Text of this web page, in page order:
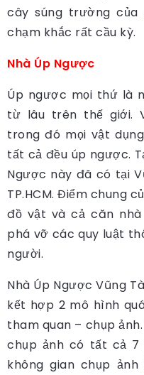
cây súng trường
chạm khắc rất cầu kỳ.
Nhà Úp Ngược
Úp ngược mọi thứ là
từ lâu trên thế giới.
trong đó mọi vật
tất cả đều úp ngược.
Ngược này đã có tại
TP.HCM. Điểm chung
đồ vật và cả căn
phá vỡ các quy luật
người.
Nhà Úp Ngược Vũng
kết hợp 2 mô hình
tham quan – chụp
chụp ảnh có tất cả 7
không gian chụp